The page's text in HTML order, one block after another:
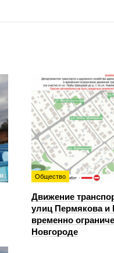
Общество
Движение
улиц Пермякова и
временно
Новгороде